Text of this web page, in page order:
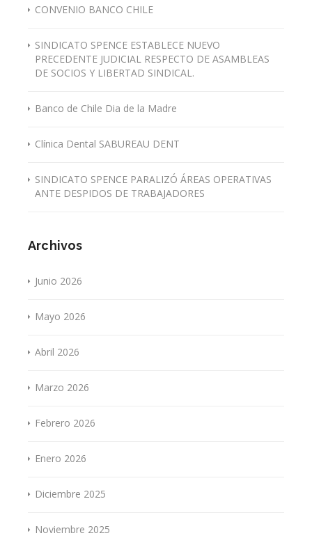
CONVENIO BANCO CHILE
SINDICATO SPENCE ESTABLECE NUEVO
PRECEDENTE JUDICIAL RESPECTO DE ASAMBLEAS
DE SOCIOS Y LIBERTAD SINDICAL.
Banco de Chile Dia de la Madre
Clínica Dental SABUREAU DENT
SINDICATO SPENCE PARALIZÓ ÁREAS OPERATIVAS
ANTE DESPIDOS DE TRABAJADORES
Archivos
Junio 2026
Mayo 2026
Abril 2026
Marzo 2026
Febrero 2026
Enero 2026
Diciembre 2025
Noviembre 2025